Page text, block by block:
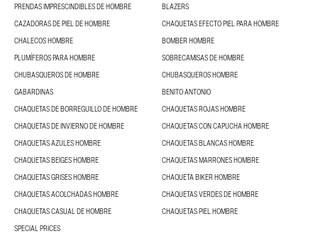
PRENDAS IMPRESCINDIBLES DE HOMBRE
BLAZERS
CAZADORAS DE PIEL DE HOMBRE
CHAQUETAS EFECTO PIEL PARA HOMBRE
CHALECOS HOMBRE
BOMBER HOMBRE
PLUMÍFEROS PARA HOMBRE
SOBRECAMISAS DE HOMBRE
CHUBASQUEROS DE HOMBRE
CHUBASQUEROS HOMBRE
GABARDINAS
BENITO ANTONIO
CHAQUETAS DE BORREGUILLO DE HOMBRE
CHAQUETAS ROJAS HOMBRE
CHAQUETAS DE INVIERNO DE HOMBRE
CHAQUETAS CON CAPUCHA HOMBRE
CHAQUETAS AZULES HOMBRE
CHAQUETAS BLANCAS HOMBRE
CHAQUETAS BEIGES HOMBRE
CHAQUETAS MARRONES HOMBRE
CHAQUETAS GRISES HOMBRE
CHAQUETA BIKER HOMBRE
CHAQUETAS ACOLCHADAS HOMBRE
CHAQUETAS VERDES DE HOMBRE
CHAQUETAS CASUAL DE HOMBRE
CHAQUETAS PIEL HOMBRE
SPECIAL PRICES